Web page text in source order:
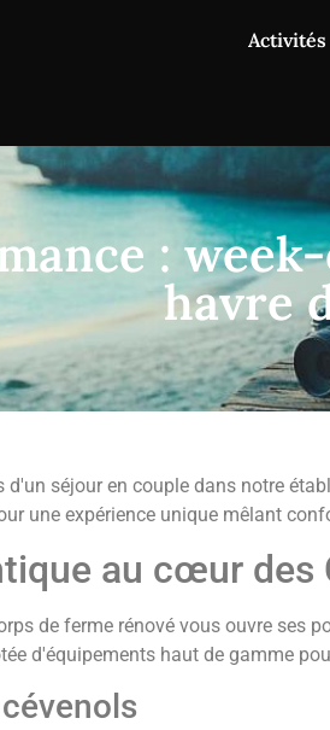
Activités
:
havre
séjour en couple dans notre
une expérience unique mêlant
au cœur des
de ferme rénové vous ouvre ses
d'équipements haut de gamme